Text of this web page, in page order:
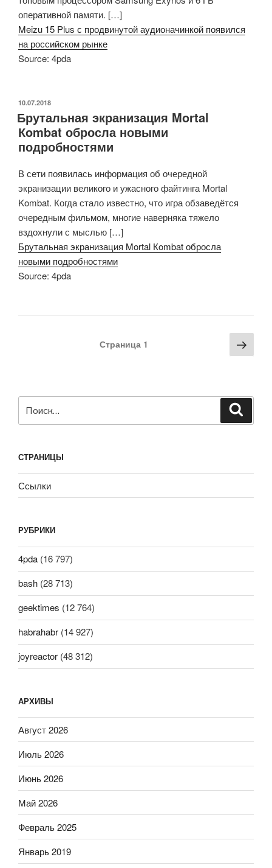
оперативной памяти. […]
Meizu 15 Plus с продвинутой аудионачинкой появился
на российском рынке
Source: 4pda
ОПУБЛИКОВАНО
10.07.2018
Брутальная экранизация Mortal
Кombat обросла новыми
подробностями
В сети появилась информация об очередной
экранизации великого и ужасного файтинга Mortal
Kombat. Когда стало известно, что игра обзаведётся
очередным фильмом, многие наверняка тяжело
вздохнули с мыслью […]
Брутальная экранизация Mortal Кombat обросла
новыми подробностями
Source: 4pda
Страница 1
СТРАНИЦЫ
Ссылки
РУБРИКИ
4pda (16 797)
bash (28 713)
geektimes (12 764)
habrahabr (14 927)
joyreactor (48 312)
АРХИВЫ
Август 2026
Июль 2026
Июнь 2026
Май 2026
Февраль 2025
Январь 2019